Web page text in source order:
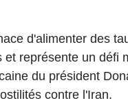
d'alimenter des
et représente un défi
du président
contre l'Iran.